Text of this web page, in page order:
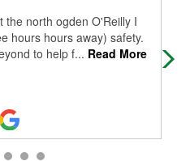
north ogden O'Reilly I
hours hours away) safety.
to help f... Read More